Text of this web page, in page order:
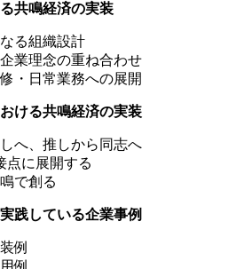
共鳴経済の実装
る組織設計
業理念の重ね合わせ
・日常業務への展開
ける共鳴経済の実装
へ、推しから同志へ
点に展開する
で創る
践している企業事例
例